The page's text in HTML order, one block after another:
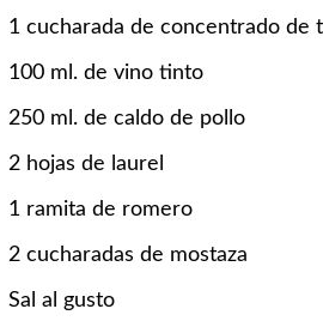
1 cucharada de concentrado de
100 ml. de vino tinto
250 ml. de caldo de pollo
2 hojas de laurel
1 ramita de romero
2 cucharadas de mostaza
Sal al gusto